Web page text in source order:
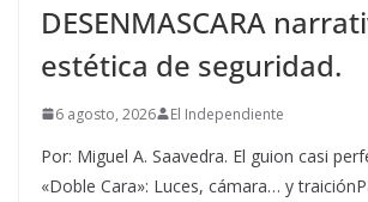
DESENMASCARA
estética de seguridad.
6 agosto, 2026 El Independiente
Por: Miguel A. Saavedra. El guion casi
«Doble Cara»: Luces, cámara… y